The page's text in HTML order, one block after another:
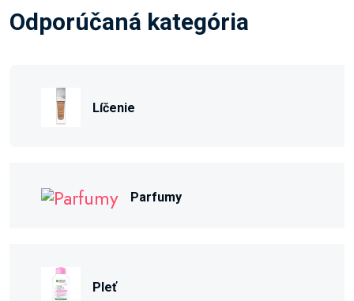
Odporúčaná kategória
Líčenie
Parfumy
Pleť